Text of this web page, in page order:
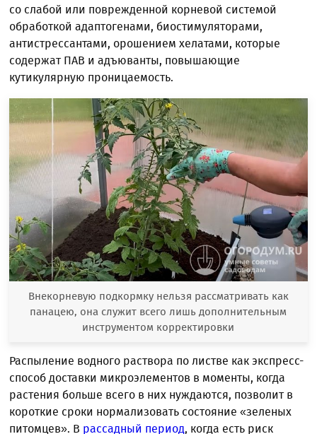
со слабой или поврежденной корневой системой
обработкой адаптогенами, биостимуляторами,
антистрессантами, орошением хелатами, которые
содержат ПАВ и адъюванты, повышающие
кутикулярную проницаемость.
Внекорневую подкормку нельзя рассматривать как
панацею, она служит всего лишь дополнительным
инструментом корректировки
Распыление водного раствора по листве как экспресс-
способ доставки микроэлементов в моменты, когда
растения больше всего в них нуждаются, позволит в
короткие сроки нормализовать состояние «зеленых
питомцев». В рассадный период, когда есть риск